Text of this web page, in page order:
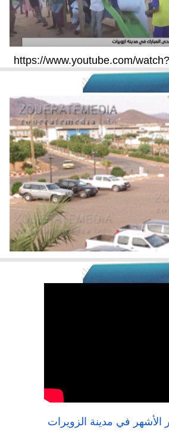
https://www.youtube.com/
الأشهر في مدينة الزويرات